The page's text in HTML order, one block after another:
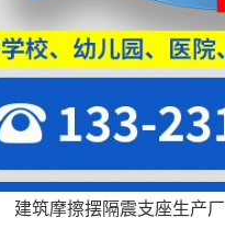
建筑摩擦摆隔震支座生产